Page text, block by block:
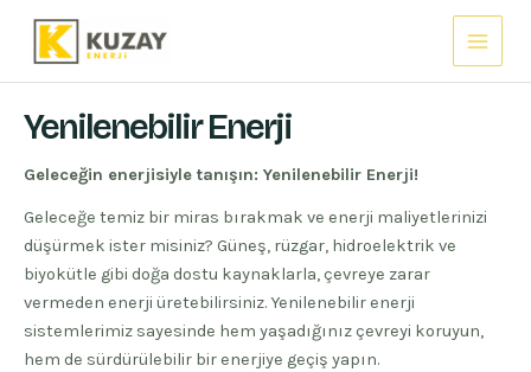
Main
Menu
Yenilenebilir Enerji
Geleceğin enerjisiyle tanışın: Yenilenebilir Enerji!
Geleceğe temiz bir miras bırakmak ve enerji maliyetlerinizi
düşürmek ister misiniz? Güneş, rüzgar, hidroelektrik ve
biyokütle gibi doğa dostu kaynaklarla, çevreye zarar
vermeden enerji üretebilirsiniz. Yenilenebilir enerji
sistemlerimiz sayesinde hem yaşadığınız çevreyi koruyun,
hem de sürdürülebilir bir enerjiye geçiş yapın.